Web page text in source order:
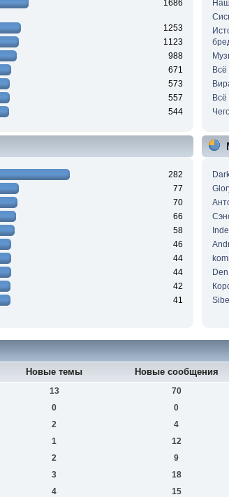
1686
1253
1123
988
671
573
557
544
282
77
70
66
58
46
44
44
42
41
Новые темы Новые сообщения
13 70
0 0
2 4
1 12
2 9
3 18
4 15